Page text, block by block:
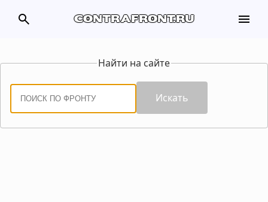
search contrafront.ru menu
Найти на сайте
Искать